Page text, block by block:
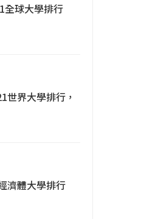
全球大學排行
世界大學排行，
濟體大學排行